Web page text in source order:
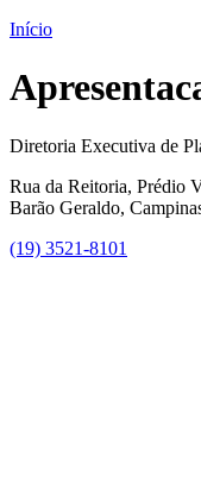
Início
Diretoria Executiva de
Rua da Reitoria, Prédio
Barão Geraldo,
(19) 3521-8101